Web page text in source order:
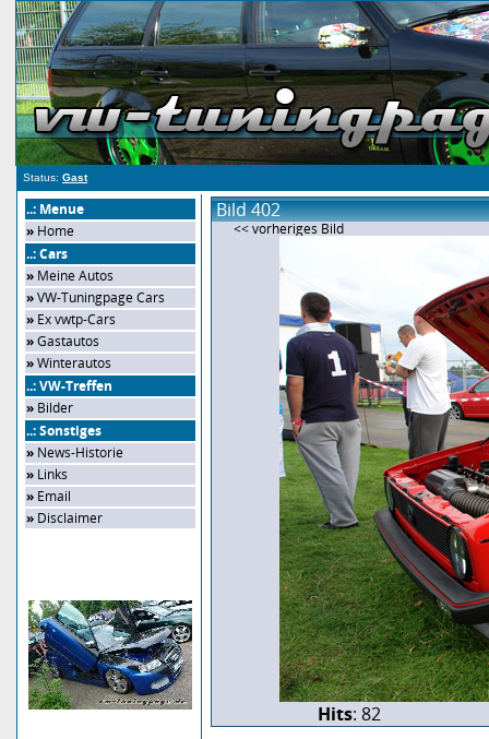
Status: Gast
..: Menue
» Home
..: Cars
» Meine Autos
»VW-Tuningpage Cars
» Ex vwtp-Cars
»Gastautos
»Winterautos
..: VW-Treffen
» Bilder
..: Sonstiges
» News-Historie
» Links
» Email
» Disclaimer
Bild 402
<< vorheriges Bild
Hits: 82